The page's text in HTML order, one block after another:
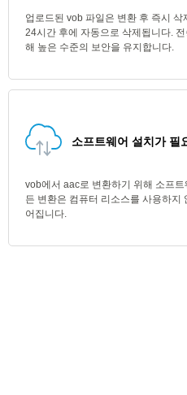
업로드된 vob 파일은 변환 후 즉시
24시간 후에 자동으로 삭제됩니다.
해 높은 수준의 보안을 유지합니다.
소프트웨어 설치가 필
vob에서 aac로 변환하기 위해 소프
든 변환은 컴퓨터 리소스를 사용하지
어집니다.